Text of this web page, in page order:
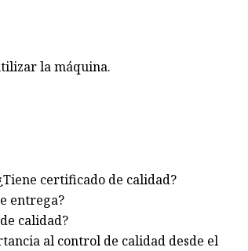
la máquina.
certificado de calidad?
entrega?
calidad?
al control de calidad desde el